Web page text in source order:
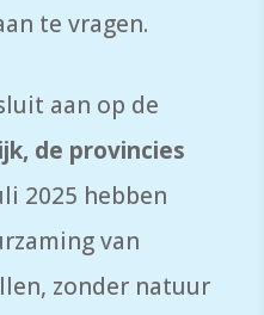
te vragen.
aan op de
de provincies
2025 hebben
van
zonder natuur